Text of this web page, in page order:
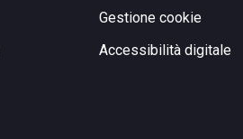
Gestione cookie
Accessibilità digitale